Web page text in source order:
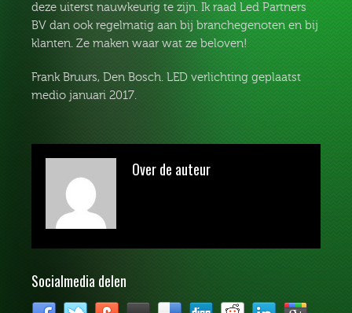
deze uiterst nauwkeurig te zijn. Ik raad Led Partners
BV dan ook regelmatig aan bij branchegenoten en bij
klanten. Ze maken waar wat ze beloven!
Frank Bruurs, Den Bosch. LED verlichting geplaatst
medio januari 2017.
Over de auteur
Socialmedia delen